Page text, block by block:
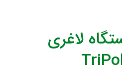
لاغری